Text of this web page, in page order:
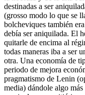
destinadas a ser
(grosso modo lo que se
bolcheviques también
debía ser aniquilada. El
quitarle de encima al
todas maneras iba a ser
otra. Una economía de
periodo de mejora
pragmatismo de Lenin
media) dándole algo